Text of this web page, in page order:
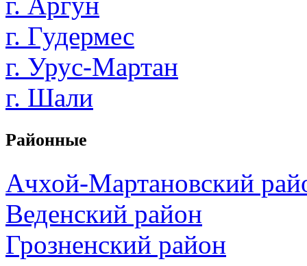
г. Гудермес
г. Урус-Мартан
г. Шали
Районные
Ачхой-Мартановский
Веденский район
Грозненский район